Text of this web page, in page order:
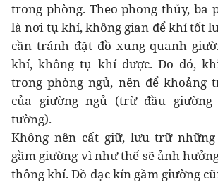
trong phòng. Theo phong thủy, ba
là nơi tụ khí, không gian để khí tốt
cần tránh đặt đồ xung quanh
khí, không tụ khí được. Do đó,
trong phòng ngủ, nên để khoảng
của giường ngủ (trừ đầu
tường).
Không nên cất giữ, lưu trữ
gầm giường vì như thế sẽ ảnh
thông khí. Đồ đạc kín gầm giường